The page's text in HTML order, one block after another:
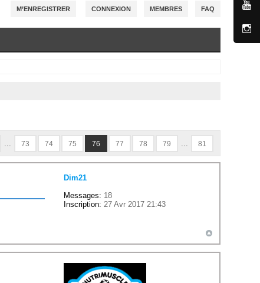
M’ENREGISTRER CONNEXION MEMBRES FAQ
73 74 75 76 77 78 79 81
Dim21
Messages: 18
Inscription: 27 Avr 2017 21:43